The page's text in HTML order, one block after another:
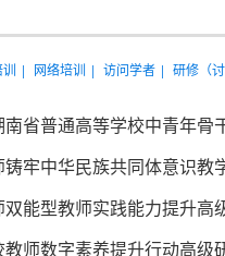
| 网络培训 | 访问学者 | 研修（
学校中青年骨干教师国内访问学者人
同体意识教学与研究能力提升高级研修
教师实践能力提升高级研修
数字素养提升行动高级研修班